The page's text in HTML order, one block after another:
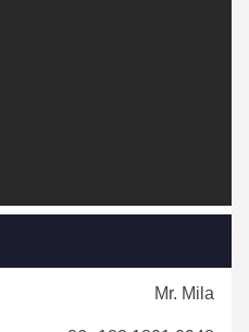
Mr. Mila